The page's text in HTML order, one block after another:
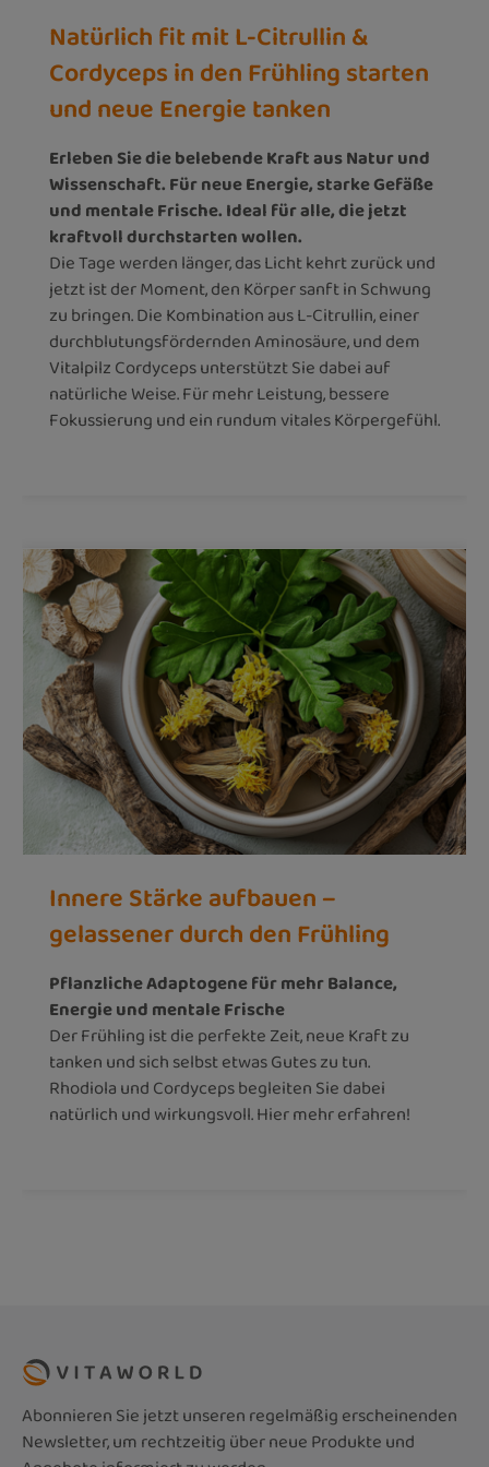
Natürlich fit mit L-Citrullin &
Cordyceps in den Frühling starten
und neue Energie tanken
Erleben Sie die belebende Kraft aus Natur und
Wissenschaft. Für neue Energie, starke Gefäße
und mentale Frische. Ideal für alle, die jetzt
kraftvoll durchstarten wollen.
Die Tage werden länger, das Licht kehrt zurück und
jetzt ist der Moment, den Körper sanft in Schwung
zu bringen. Die Kombination aus L-Citrullin, einer
durchblutungsfördernden Aminosäure, und dem
Vitalpilz Cordyceps unterstützt Sie dabei auf
natürliche Weise. Für mehr Leistung, bessere
Fokussierung und ein rundum vitales Körpergefühl.
Innere Stärke aufbauen –
gelassener durch den Frühling
Pflanzliche Adaptogene für mehr Balance,
Energie und mentale Frische
Der Frühling ist die perfekte Zeit, neue Kraft zu
tanken und sich selbst etwas Gutes zu tun.
Rhodiola und Cordyceps begleiten Sie dabei
natürlich und wirkungsvoll. Hier mehr erfahren!
Abonnieren Sie jetzt unseren regelmäßig erscheinenden
Newsletter, um rechtzeitig über neue Produkte und